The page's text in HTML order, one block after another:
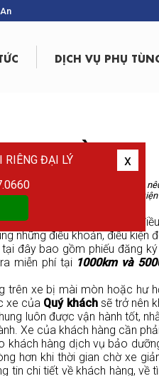
DỊCH VỤ PHỤ
PHỤ TÙNG
theo các điều khoản, điều kiện
đúng những điều khoản, điều
được bảo hành theo các
những điều khoản, điều kiện
đây bao gồm phiếu đăng
miễn phí tại 1000km và
trên xe bị mài mòn hoặc hư
xe của Quý kháchsẽ trở nên
luôn được vận hành tốt,
Xe của khách hàng cần
khách hàng dịch vụ bảo
hơn khi thời gian chờ xe
tin chi tiết về khách hàng, về
RIÊNG ĐẠI LÝ x